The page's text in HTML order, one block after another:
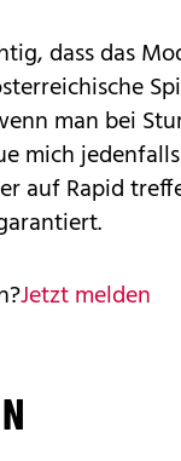
dass das
man bei
mich
auf Rapid
Jetzt melden